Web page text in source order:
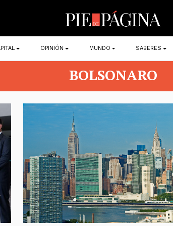
OPINIÓN MUNDO SABERES
BOLSONARO